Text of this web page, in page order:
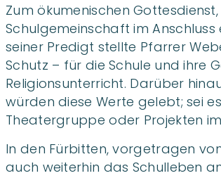
Zum ökumenischen
Schulgemeinschaft im
seiner Predigt stellte Pfarrer
Schutz – für die Schule und ihre
Religionsunterricht. Darüber
würden diese Werte gelebt; sei
Theatergruppe oder Projekten
In den Fürbitten, vorgetragen
auch weiterhin das Schulleben